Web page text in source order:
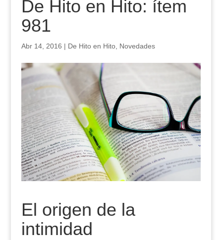
De Hito en Hito: ítem
981
Abr 14, 2016 | De Hito en Hito, Novedades
El origen de la
intimidad